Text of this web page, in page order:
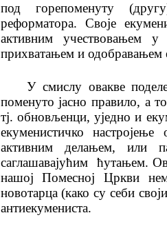
под горепоменуту
реформатора. Своје
активним учествовањем
прихватањем и одобравањем
У смислу овакве
поменуто јасно правило, а
тј. обновљенци, уједно и
екуменистичко
активним делањем, или
саглашавајућим
ћутањем.
нашој Помесној Цркви
новотарца (како су себи
антиекумениста.